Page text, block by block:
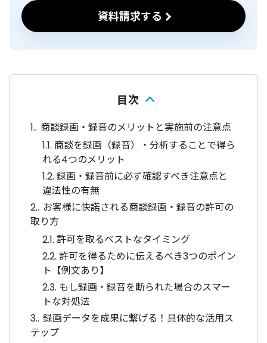
資料請求する
目次
1. 商談録画・録音のメリットと実施前の注意点
1.1. 商談を録画（録音）・分析することで得ら
れる4つのメリット
1.2. 録画・録音前に必ず確認すべき注意点と
違法性の有無
2. お客様に快諾される商談録画・録音の許可の
取り方
2.1. 許可を取るベストなタイミング
2.2. 許可を得るために伝えるべき3つのポイン
ト【例文あり】
2.3. もし録画・録音を断られた場合のスマー
トな対処法
3. 録画データを成果に繋げる！具体的な活用ス
テップ